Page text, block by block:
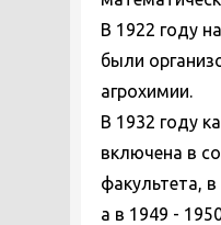
В 1922 году
были
агрохимии.
В 1932 году
включена в
факультета,
а в 1949 -